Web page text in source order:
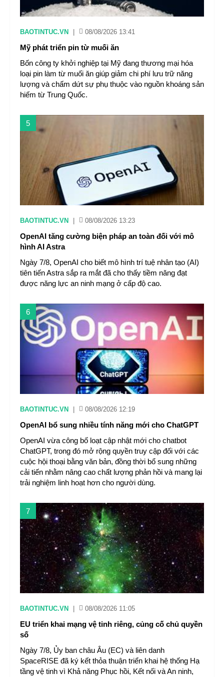
BAOTINTUC.VN 08/08/2026 13:41
Mỹ phát triển pin từ muối ăn
Bốn công ty khởi nghiệp tại Mỹ đang thương mại hóa
loại pin làm từ muối ăn giúp giảm chi phí lưu trữ năng
lượng và chấm dứt sự phụ thuộc vào nguồn khoáng sản
hiếm từ Trung Quốc.
5
BAOTINTUC.VN 08/08/2026 13:23
OpenAI tăng cường biện pháp an toàn đối với mô
hình AI Astra
Ngày 7/8, OpenAI cho biết mô hình trí tuệ nhân tạo (AI)
tiên tiến Astra sắp ra mắt đã cho thấy tiềm năng đạt
được năng lực an ninh mạng ở cấp độ cao.
6
BAOTINTUC.VN 08/08/2026 12:19
OpenAI bổ sung nhiều tính năng mới cho ChatGPT
OpenAI vừa công bố loạt cập nhật mới cho chatbot
ChatGPT, trong đó mở rộng quyền truy cập đối với các
cuộc hội thoại bằng văn bản, đồng thời bổ sung những
cải tiến nhằm nâng cao chất lượng phản hồi và mang lại
trải nghiệm linh hoạt hơn cho người dùng.
7
BAOTINTUC.VN 08/08/2026 11:05
EU triển khai mạng vệ tinh riêng, củng cố chủ quyền
số
Ngày 7/8, Ủy ban châu Âu (EC) và liên danh
SpaceRISE đã ký kết thỏa thuận triển khai hệ thống Hạ
tầng vệ tinh vì Khả năng Phục hồi, Kết nối và An ninh,